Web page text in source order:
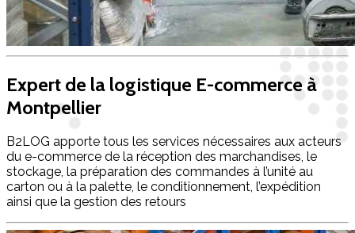
Expert de la logistique E-commerce à
Montpellier
B2LOG apporte tous les services nécessaires aux acteurs
du e-commerce de la réception des marchandises, le
stockage, la préparation des commandes à l’unité au
carton ou à la palette, le conditionnement, l’expédition
ainsi que la gestion des retours